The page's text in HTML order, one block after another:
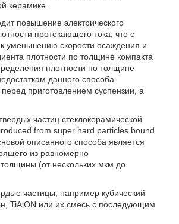
керамике.
повышение электрического
протекающего тока, что с
уменьшению скорости осаждения и
плотности по толщине компакта
плотности по толщине
данного способа
приготовлением суспензии, а
частиц стеклокерамической
from super hard particles bound
описанного способа является
из равномерно
(от нескольких мкм до
частицы, например кубический
TiAlON или их смесь с последующим